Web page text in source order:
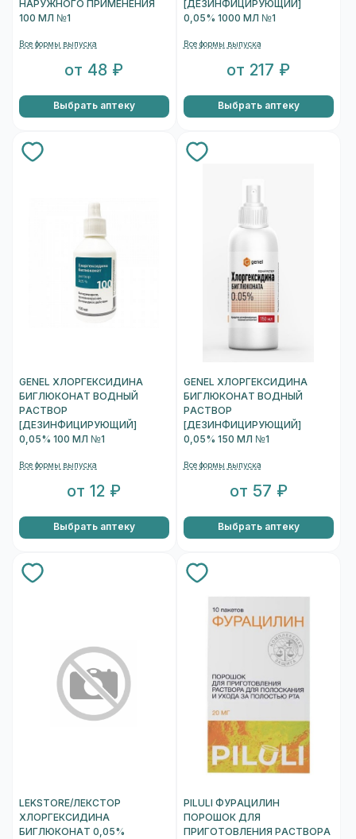
НАРУЖНОГО ПРИМЕНЕНИЯ
100 МЛ №1
Все формы выпуска
от 48 ₽
Выбрать аптеку
[ДЕЗИНФИЦИРУЮЩИЙ]
0,05% 1000 МЛ №1
Все формы выпуска
от 217 ₽
Выбрать аптеку
GENEL ХЛОРГЕКСИДИНА
БИГЛЮКОНАТ ВОДНЫЙ
РАСТВОР
[ДЕЗИНФИЦИРУЮЩИЙ]
0,05% 100 МЛ №1
Все формы выпуска
от 12 ₽
Выбрать аптеку
GENEL ХЛОРГЕКСИДИНА
БИГЛЮКОНАТ ВОДНЫЙ
РАСТВОР
[ДЕЗИНФИЦИРУЮЩИЙ]
0,05% 150 МЛ №1
Все формы выпуска
от 57 ₽
Выбрать аптеку
LEKSTORE/ЛЕКСТОР
ХЛОРГЕКСИДИНА
БИГЛЮКОНАТ 0,05%
PILULI ФУРАЦИЛИН
ПОРОШОК ДЛЯ
ПРИГОТОВЛЕНИЯ РАСТВОРА